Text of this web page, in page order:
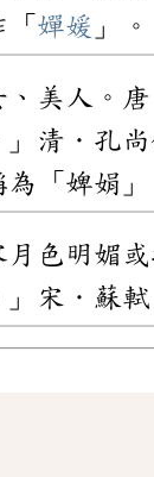
嬋媛 」。
、美人。
」清．孔
為「婢娟」
月色明媚
」宋．蘇